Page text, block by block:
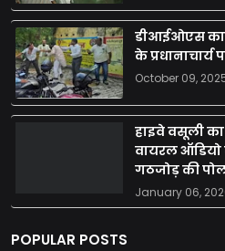
डीआईओएस
के
October 09,
हाइवे वसूली
वायरल
गठजोड़ की
January 06,
POPULAR POSTS